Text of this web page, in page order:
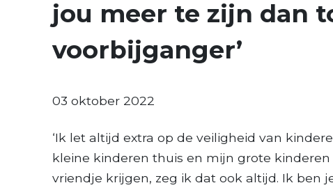
jou meer te zijn dan
voorbijganger’
03 oktober 2022
‘Ik let altijd extra op de veiligheid van
kleine kinderen thuis en mijn grote kinderen
vriendje krijgen, zeg ik dat ook altijd. Ik ben